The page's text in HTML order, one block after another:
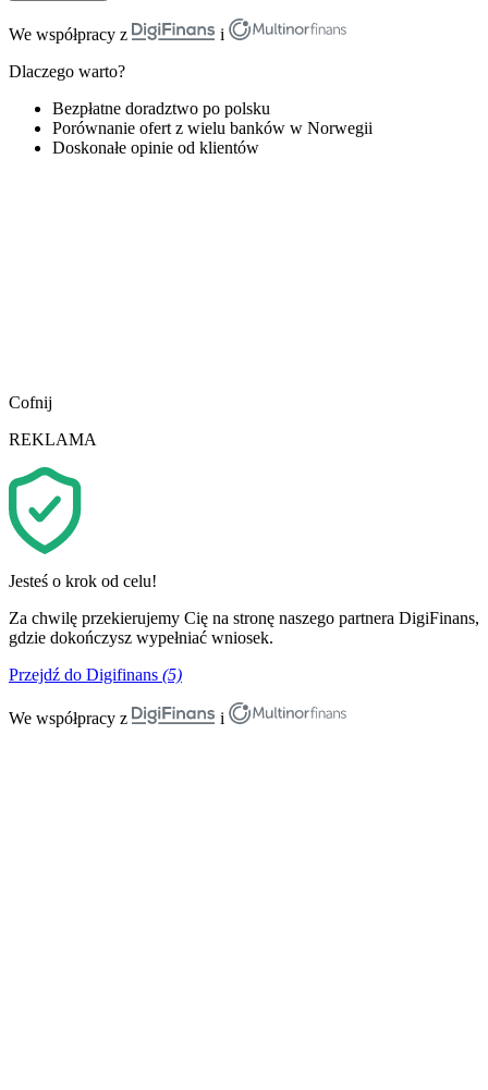
We współpracy z
i
Dlaczego warto?
Bezpłatne doradztwo po polsku
Porównanie ofert z wielu banków w Norwegii
Doskonałe opinie od klientów
Cofnij
REKLAMA
Jesteś o krok od celu!
Za chwilę przekierujemy Cię na stronę naszego partnera DigiFinans,
gdzie dokończysz wypełniać wniosek.
Przejdź do Digifinans (5)
We współpracy z i